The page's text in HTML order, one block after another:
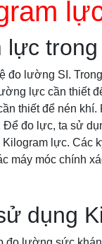
lường SI.
lực cần thiết
thiết để nén
đo lực, ta sử
lực. Các
máy móc chính
dụng